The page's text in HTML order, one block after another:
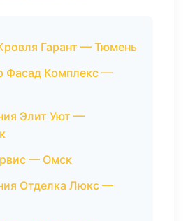
Гарант — Тюмень
Фасад Комплекс —
Элит Уют —
— Омск
Отделка Люкс —